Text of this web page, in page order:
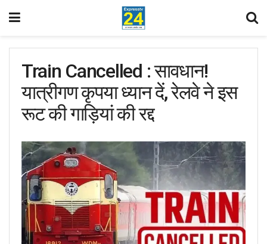
Train Cancelled : सावधान!
यात्रीगण कृपया ध्यान दें, रेलवे ने इस
रूट की गाड़ियां की रद्द